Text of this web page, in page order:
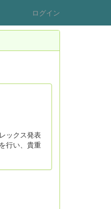
ログイン
ックス発表
行い、貴重